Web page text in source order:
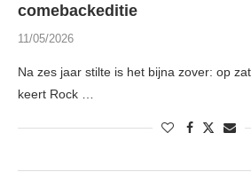
comebackeditie
11/05/2026
Na zes jaar stilte is het bijna zover: op
keert Rock …